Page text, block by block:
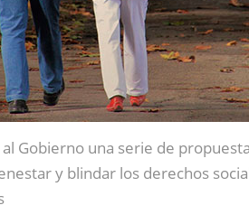
Gobierno una serie de
y blindar los derechos